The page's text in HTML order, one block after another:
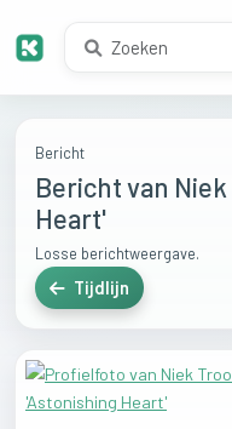
Bericht
Bericht van
Heart'
Losse berichtweergave.
Tijdlijn